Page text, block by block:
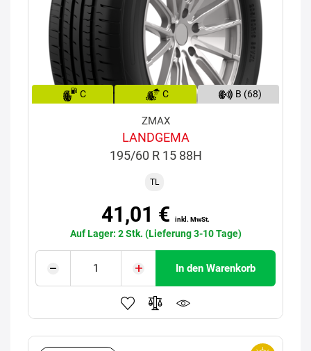
C C B (68)
ZMAX
LANDGEMA
195/60 R 15 88H
TL
41,01 € inkl. MwSt.
Auf Lager: 2 Stk. (Lieferung 3-10 Tage)
In den Warenkorb